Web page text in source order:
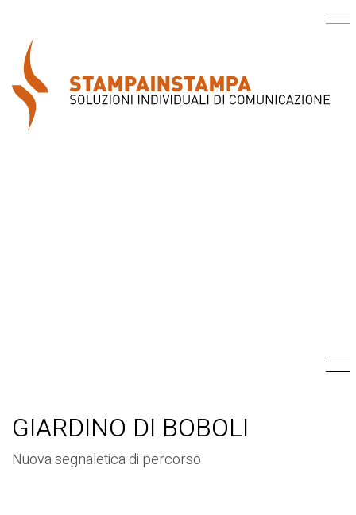
GIARDINO DI BOBOLI
Nuova segnaletica di percorso